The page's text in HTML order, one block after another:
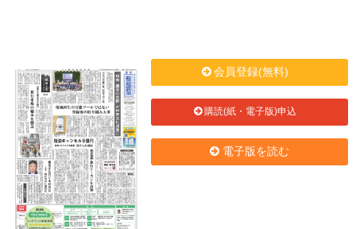
会員登録(無料)
購読(紙・電子版)申込
電子版を読む